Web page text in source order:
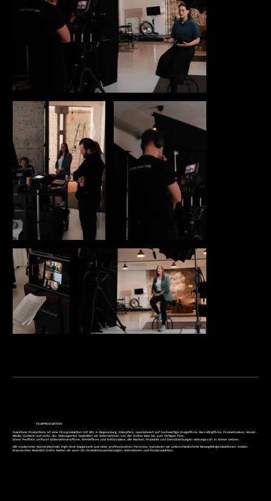
FILMPRODUKTION
Oakstone Productions ist eine Filmproduktion mit Sitz in Regensburg, Oberpfalz, spezialisiert auf hochwertige Imagefilme, Recruitingfilme, Produktvideos, Social-
Media-Content und mehr. Als Videoagentur begleiten wir Unternehmen von der ersten Idee bis zum fertigen Film.
Unser Portfolio umfasst Unternehmensfilme, Werbefilme und Erklärvideos, die Marken, Produkte und Dienstleistungen wirkungsvoll in Szene setzen.
Mit modernster Kameratechnik, High-End-Equipment und einer professionellen Filmcrew realisieren wir unterschiedlichste Bewegtbildproduktionen. Neben
klassischen Realbild-Drehs bieten wir auch 3D-Produktvisualisierungen, Animationen und Postproduktion.